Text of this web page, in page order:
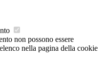
non possono essere
nella pagina della cookie